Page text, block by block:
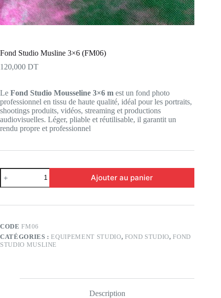
Fond Studio Musline 3×6 (FM06)
120,000 DT
Le Fond Studio Mousseline 3×6 m est un fond photo
professionnel en tissu de haute qualité, idéal pour les portraits,
shootings produits, vidéos, streaming et productions
audiovisuelles. Léger, pliable et réutilisable, il garantit un
rendu propre et professionnel
quantité
de
Fond
Musline
Ajouter au panier
CODEFM06
CATÉGORIES :EQUIPEMENT STUDIO, FOND STUDIO,FOND
STUDIO MUSLINE
Description